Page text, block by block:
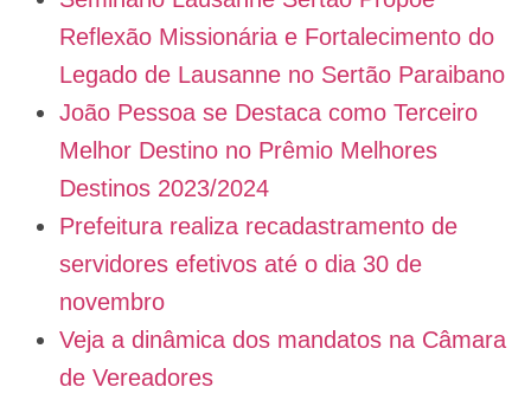
Reflexão Missionária e Fortalecimento do
Legado de Lausanne no Sertão Paraibano
João Pessoa se Destaca como Terceiro
Melhor Destino no Prêmio Melhores
Destinos 2023/2024
Prefeitura realiza recadastramento de
servidores efetivos até o dia 30 de
novembro
Veja a dinâmica dos mandatos na Câmara
de Vereadores